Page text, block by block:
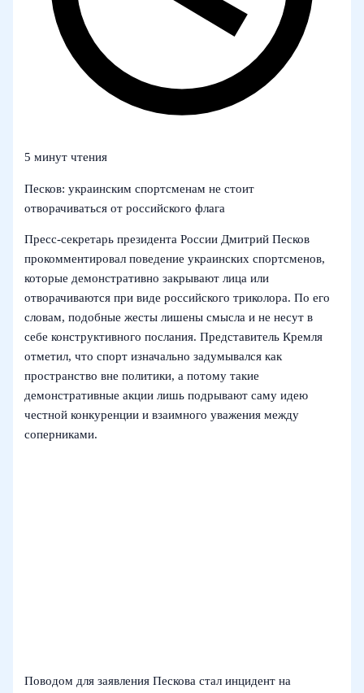
5 минут чтения
Песков: украинским спортсменам не стоит
отворачиваться от российского флага
Пресс‑секретарь президента России Дмитрий Песков
прокомментировал поведение украинских спортсменов,
которые демонстративно закрывают лица или
отворачиваются при виде российского триколора. По его
словам, подобные жесты лишены смысла и не несут в
себе конструктивного послания. Представитель Кремля
отметил, что спорт изначально задумывался как
пространство вне политики, а потому такие
демонстративные акции лишь подрывают саму идею
честной конкуренции и взаимного уважения между
соперниками.
Поводом для заявления Пескова стал инцидент на